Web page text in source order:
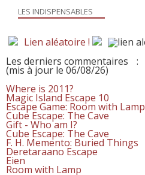
LES INDISPENSABLES
Lien aléatoire !
Les derniers commentaires
:
(mis à jour le 06/08/26)
Where is 2011?
Magic Island Escape 10
Escape Game: Room with Lamp
Cube Escape: The Cave
Gift - Who am I?
Cube Escape: The Cave
F. H. Memento: Buried Things
Deretaraano Escape
Eien
Room with Lamp